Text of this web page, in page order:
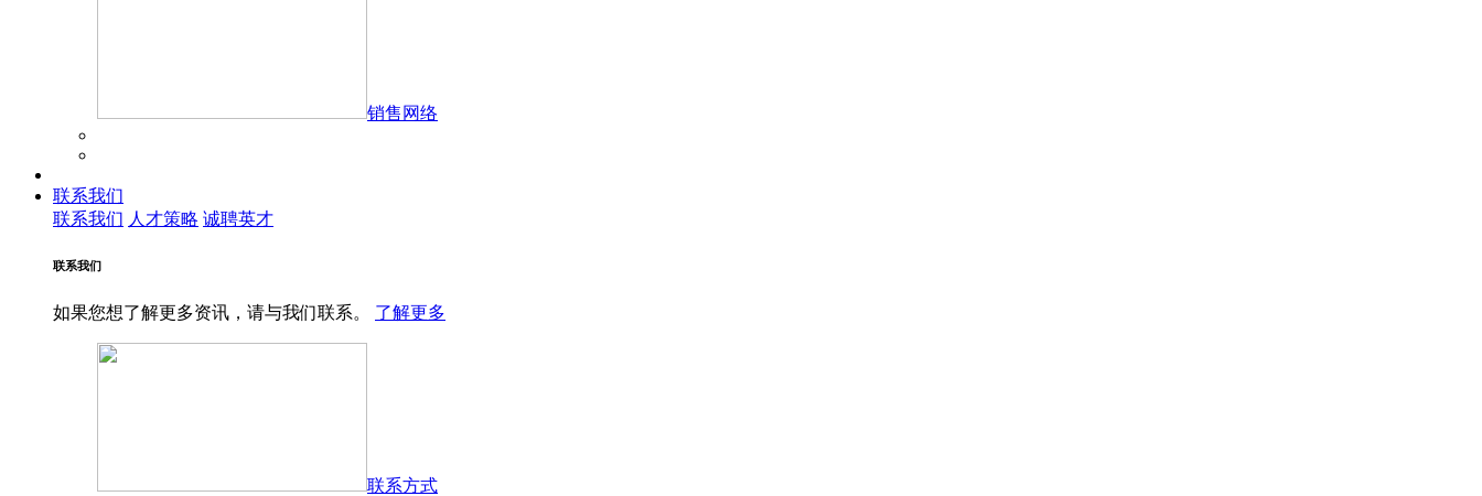
销售网络
联系我们
联系我们 人才策略 诚聘英才
联系我们
如果您想了解更多资讯，请与我们联系。 了解更多
联系方式